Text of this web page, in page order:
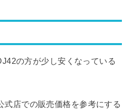
の方が少し安くなっている
式店での販売価格を参考にする